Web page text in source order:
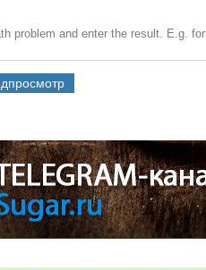
problem and enter the result. E.g. for